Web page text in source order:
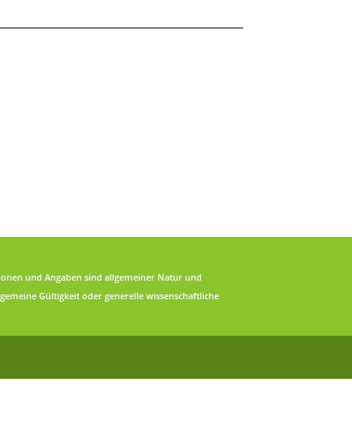
und Angaben sind allgemeiner Natur und
Gültigkeit oder generelle wissenschaftliche